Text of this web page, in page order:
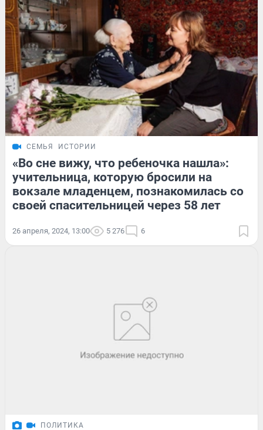
СЕМЬЯ ИСТОРИИ
«Во сне вижу, что ребеночка нашла»:
учительница, которую бросили на
вокзале младенцем, познакомилась со
своей спасительницей через 58 лет
26 апреля, 2024, 13:00 5 276 6
ПОЛИТИКА